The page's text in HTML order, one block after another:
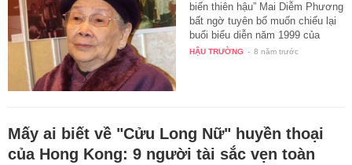
biến thiên hậu” Mai Diễm Phương
bất ngờ tuyên bố muốn chiếu lại
buổi biểu diễn năm 1999 của
cô…
HẬU TRƯỜNG - 8 năm trước
Mấy ai biết về "Cửu Long Nữ" huyền thoại
của Hong Kong: 9 người tài sắc vẹn toàn